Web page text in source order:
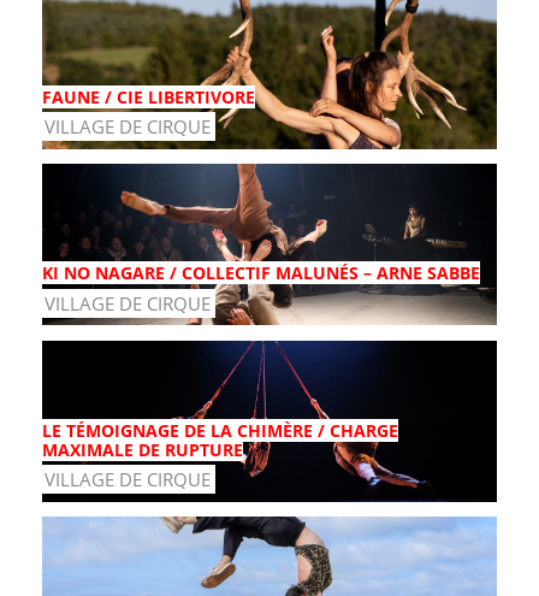
FAUNE / CIE LIBERTIVORE
VILLAGE DE CIRQUE
KI NO NAGARE / COLLECTIF MALUNÉS – ARNE SABBE
VILLAGE DE CIRQUE
LE TÉMOIGNAGE DE LA CHIMÈRE / CHARGE
MAXIMALE DE RUPTURE
VILLAGE DE CIRQUE